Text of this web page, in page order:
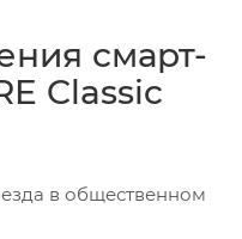
смарт-
Classic
в общественном